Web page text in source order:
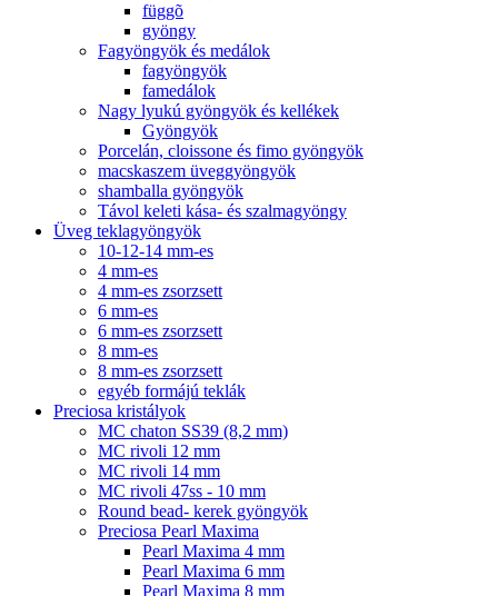
függõ
gyöngy
Fagyöngyök és medálok
fagyöngyök
famedálok
Nagy lyukú gyöngyök és kellékek
Gyöngyök
Porcelán, cloissone és fimo gyöngyök
macskaszem üveggyöngyök
shamballa gyöngyök
Távol keleti kása- és szalmagyöngy
Üveg teklagyöngyök
10-12-14 mm-es
4 mm-es
4 mm-es zsorzsett
6 mm-es
6 mm-es zsorzsett
8 mm-es
8 mm-es zsorzsett
egyéb formájú teklák
Preciosa kristályok
MC chaton SS39 (8,2 mm)
MC rivoli 12 mm
MC rivoli 14 mm
MC rivoli 47ss - 10 mm
Round bead- kerek gyöngyök
Preciosa Pearl Maxima
Pearl Maxima 4 mm
Pearl Maxima 6 mm
Pearl Maxima 8 mm